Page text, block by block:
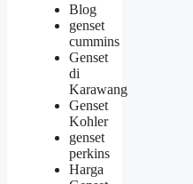
Blog
genset
cummins
Genset
di
Karawang
Genset
Kohler
genset
perkins
Harga